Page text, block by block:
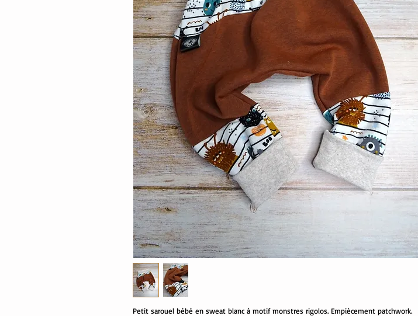
Petit sarouel bébé en sweat blanc à motif monstres rigolos. Empiècement patchwork.